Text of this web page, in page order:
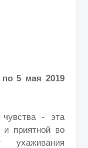
5 мая 2019
- эта
и приятной во